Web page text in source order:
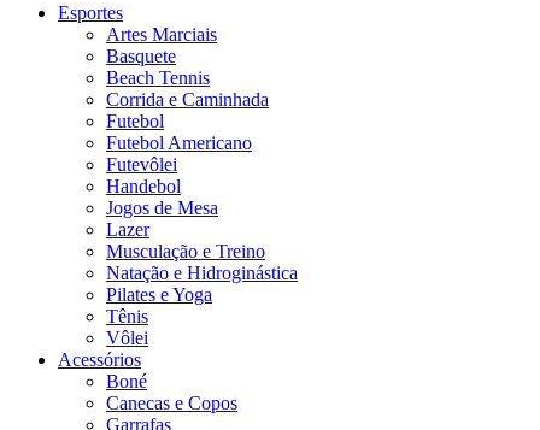
Esportes
Artes Marciais
Basquete
Beach Tennis
Corrida e Caminhada
Futebol
Futebol Americano
Futevôlei
Handebol
Jogos de Mesa
Lazer
Musculação e Treino
Natação e Hidroginástica
Pilates e Yoga
Tênis
Vôlei
Acessórios
Boné
Canecas e Copos
Garrafas